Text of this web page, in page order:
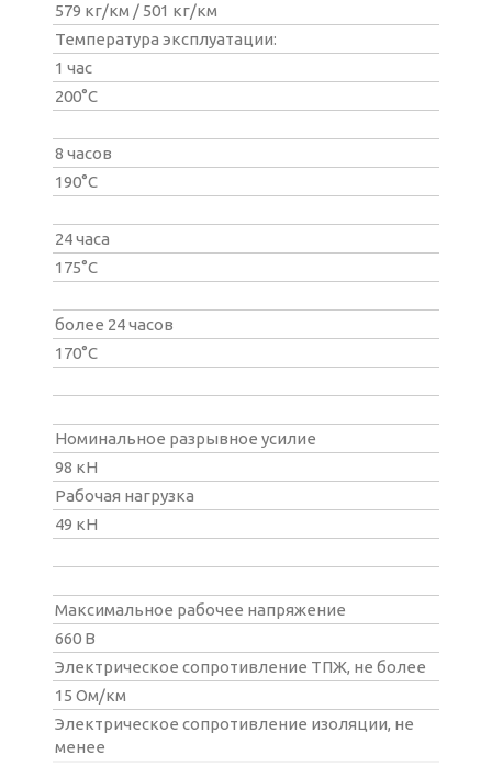
579 кг/км / 501 кг/км
Температура эксплуатации:
1 час
200°С
8 часов
190°С
24 часа
175°С
более 24 часов
170°С
Номинальное разрывное усилие
98 кН
Рабочая нагрузка
49 кН
Максимальное рабочее напряжение
660 В
Электрическое сопротивление ТПЖ, не более
15 Ом/км
Электрическое сопротивление изоляции, не
менее